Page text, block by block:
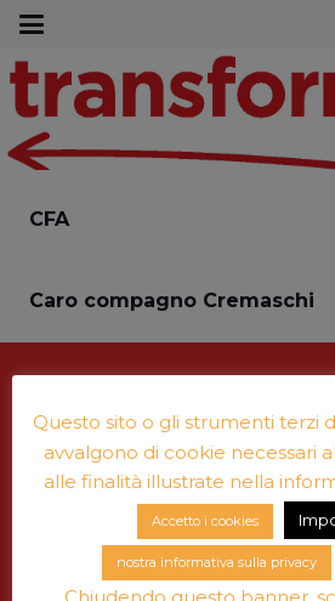
CFA
Caro compagno Cremaschi
Leggi di più su©
per contatti:
iscrizione alla newsletter
Questo sito o gli strumenti terzi
avvalgono di cookie necessari
alle finalità illustrate nella
Accetto i cookies
nostra informativa sulla privacy
Chiudendo questo banner,